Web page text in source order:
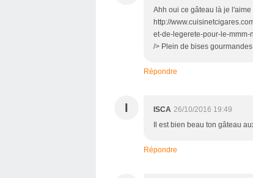
Ahh oui ce gâteau là je
http://
et-de-legerete-pour-le-mmm-
/> Plein de bises
Répondre
I ISCA 26/10/2016 19:49
Il est bien beau ton gâteau
Répondre